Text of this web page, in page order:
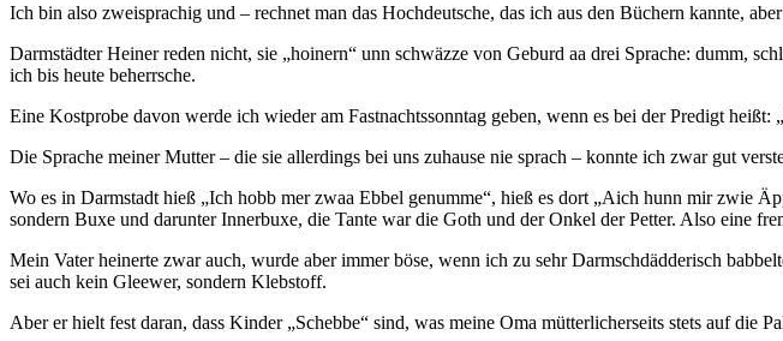
Ich bin also zweisprachig und – rechnet man das Hochdeutsche, das ich aus den Büchern kannte,
Darmstädter Heiner reden nicht, sie „hoinern“ unn schwäzze von Geburd aa drei Sprache: dumm,
ich bis heute beherrsche.
Eine Kostprobe davon werde ich wieder am Fastnachtssonntag geben, wenn es bei der Predigt heißt:
Die Sprache meiner Mutter – die sie allerdings bei uns zuhause nie sprach – konnte ich zwar gut
Wo es in Darmstadt hieß „Ich hobb mer zwaa Ebbel genumme“, hieß es dort „Aich hunn mir zwie
sondern Buxe und darunter Innerbuxe, die Tante war die Goth und der Onkel der Petter. Also eine
Mein Vater heinerte zwar auch, wurde aber immer böse, wenn ich zu sehr Darmschdädderisch
sei auch kein Gleewer, sondern Klebstoff.
Aber er hielt fest daran, dass Kinder „Schebbe“ sind, was meine Oma mütterlicherseits stets auf